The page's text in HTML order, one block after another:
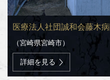
社会福祉法人啓生会 特
小規模特別養護老人ホーム
（神奈川県三浦市）
社会福祉法人いずみ会
（千葉県袖ケ浦市）
詳細を見る
医療法人社団誠和会藤木
（宮崎県宮崎市）
詳細を見る